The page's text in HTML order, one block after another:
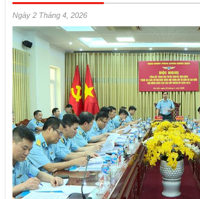
Ngày 2 Tháng 4, 2026